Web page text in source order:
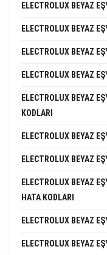
ELECTROLUX BEYAZ
ELECTROLUX BEYAZ
ELECTROLUX BEYAZ
ELECTROLUX BEYAZ
ELECTROLUX BEYAZ
KODLARI
ELECTROLUX BEYAZ
ELECTROLUX BEYAZ
ELECTROLUX BEYAZ
HATA KODLARI
ELECTROLUX BEYAZ
ELECTROLUX BEYAZ